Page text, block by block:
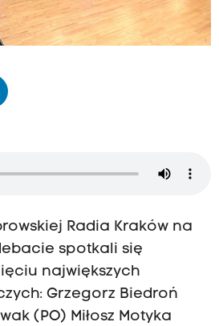
Radia Kraków na
spotkali się
największych
Grzegorz Biedroń
(PO) Miłosz Motyka